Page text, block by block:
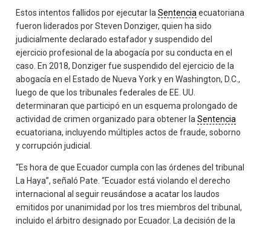
Estos intentos fallidos por ejecutar laSentencia ecuatoriana
fueron liderados por Steven Donziger, quien ha sido
judicialmente declarado estafador y suspendido del
ejercicio profesional de la abogacía por su conducta en el
caso. En 2018, Donziger fue suspendido del ejercicio de la
abogacía en el Estado de Nueva York y en Washington, D.C.,
luego de que los tribunales federales de EE. UU.
determinaran que participó en un esquema prolongado de
actividad de crimen organizado para obtener laSentencia
ecuatoriana, incluyendo múltiples actos de fraude, soborno
y corrupción judicial.
“Es hora de que Ecuador cumpla con las órdenes del tribunal
La Haya”, señaló Pate. “Ecuador está violando el derecho
internacional al seguir reusándose a acatar los laudos
emitidos por unanimidad por los tres miembros del tribunal,
incluido el árbitro designado por Ecuador. La decisión de la